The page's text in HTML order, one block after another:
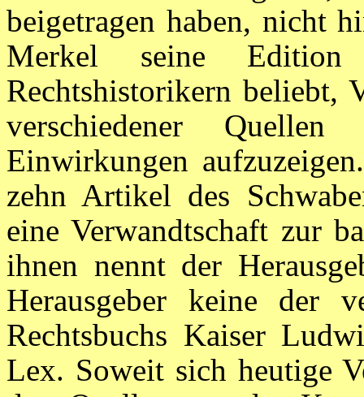
beigetragen haben, nicht
Merkel seine
Rechtshistorikern beliebt,
verschiedener Quellen
Einwirkungen
zehn Artikel des
eine Verwandtschaft zur
ihnen nennt der
Herausgeber keine der
Rechtsbuchs Kaiser
Lex. Soweit sich heutige